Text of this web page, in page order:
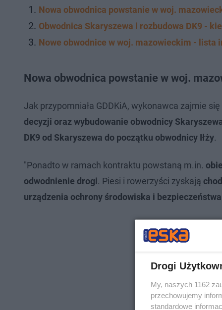
Nowa obwodnica powstanie w woj.
Obwodnica Skaryszewa i rozbudowa DK9 -
Nowe obwodnice w woj. mazowieckim - lista
Nowa obwodnica powstanie w woj.
Jak przypomniała GDDKiA, wykonawca zajmie się
decyzji oraz wybudowanie obwodnicy
DK9 od Skaryszewa do początku obwodnicy Iłży.
"Ponadto w ramach kontraktu powstaną m.in.
odwodnienie drogi. Piesi i rowerzyści zyskają
urządzenia ochrony środowiska i
Drogi
My, naszych 1162
przechowujemy
standardowe